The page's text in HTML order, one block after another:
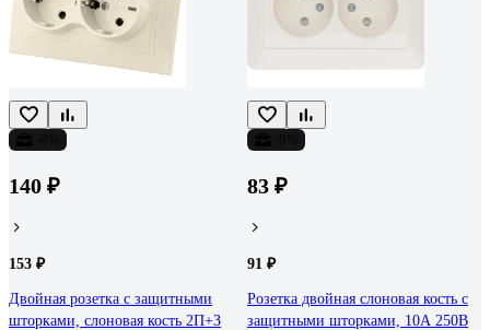
140 ₽
153 ₽
Двойная розетка с защитными
шторками, слоновая кость 2П+З
83 ₽
91 ₽
Розетка двойная слоновая кость с
защитными шторками, 10А 250В